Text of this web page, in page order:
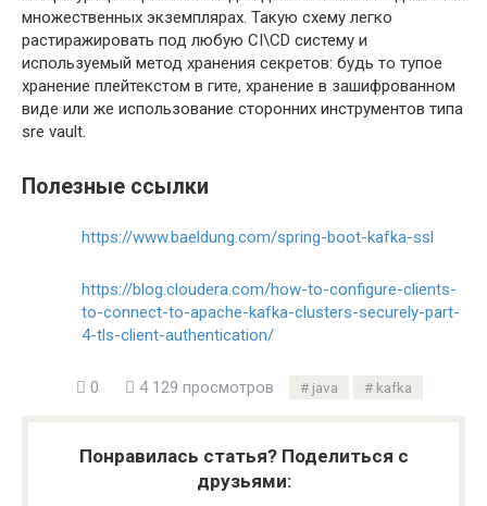
множественных экземплярах. Такую схему легко
растиражировать под любую CI\CD систему и
используемый метод хранения секретов: будь то тупое
хранение плейтекстом в гите, хранение в зашифрованном
виде или же использование сторонних инструментов типа
sre vault.
Полезные ссылки
https://www.baeldung.com/spring-boot-kafka-ssl
https://blog.cloudera.com/how-to-configure-clients-
to-connect-to-apache-kafka-clusters-securely-part-
4-tls-client-authentication/
0 4 129 просмотров java kafka
Понравилась статья? Поделиться с
друзьями: